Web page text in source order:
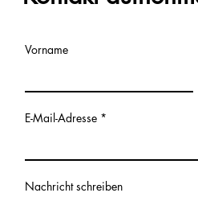
Vorname
E-Mail-Adresse
Nachricht schreiben